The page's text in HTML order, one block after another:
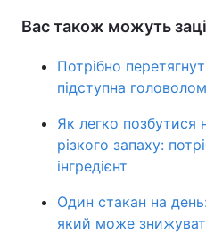
Вас також можуть
Потрібно
підступна
Як легко позбутися
різкого запаху:
інгредієнт
Один стакан на
який може